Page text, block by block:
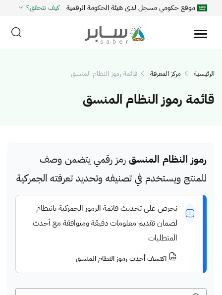
موقع حكومي مسجل لدى هيئة الحكومة الرقمية كيف تتحقق؟
الرئيسية مركز المعرفة قائمة رموز النظام المنسق
قائمة رموز النظام المنسق
رموز النظام المنسق رمز رقمي يتضمن وصف
للمنتج ويستخدم في تصنيفه وتحديد تعرفته الجمركية
نحرص على تحديث قائمة الرموز الجمركية بانتظام
لضمان تقديم معلومات دقيقة ومتوافقة مع أحدث
المتطلبات
اكتشف أحدث رموز النظام المنسق